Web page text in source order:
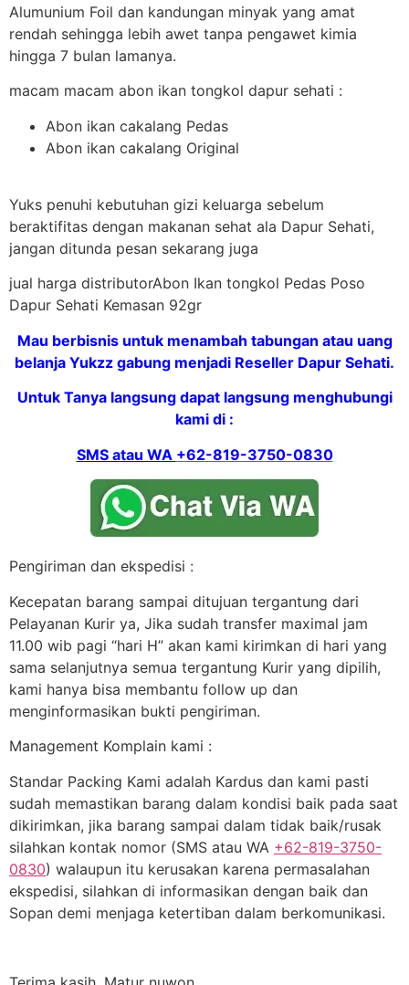
Alumunium Foil dan kandungan minyak yang amat
rendah sehingga lebih awet tanpa pengawet kimia
hingga 7 bulan lamanya.
macam macam abon ikan tongkol dapur sehati :
Abon ikan cakalang Pedas
Abon ikan cakalang Original
Yuks penuhi kebutuhan gizi keluarga sebelum
beraktifitas dengan makanan sehat ala Dapur Sehati,
jangan ditunda pesan sekarang juga
jual harga distributorAbon Ikan tongkol Pedas Poso
Dapur Sehati Kemasan 92gr
Mau berbisnis untuk menambah tabungan atau uang
belanja Yukzz gabung menjadi Reseller Dapur Sehati.
Untuk Tanya langsung dapat langsung menghubungi
kami di :
SMS atau WA +62-819-3750-0830
Pengiriman dan ekspedisi :
Kecepatan barang sampai ditujuan tergantung dari
Pelayanan Kurir ya, Jika sudah transfer maximal jam
11.00 wib pagi “hari H” akan kami kirimkan di hari yang
sama selanjutnya semua tergantung Kurir yang dipilih,
kami hanya bisa membantu follow up dan
menginformasikan bukti pengiriman.
Management Komplain kami :
Standar Packing Kami adalah Kardus dan kami pasti
sudah memastikan barang dalam kondisi baik pada saat
dikirimkan, jika barang sampai dalam tidak baik/rusak
silahkan kontak nomor (SMS atau WA +62-819-3750-
0830) walaupun itu kerusakan karena permasalahan
ekspedisi, silahkan di informasikan dengan baik dan
Sopan demi menjaga ketertiban dalam berkomunikasi.